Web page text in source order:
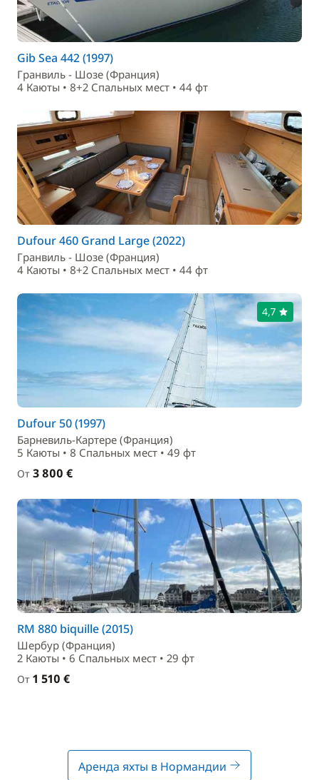
Gib Sea 442 (1997)
Гранвиль - Шозе (Франция)
4 Каюты • 8+2 Спальныx мест • 44 фт
Dufour 460 Grand Large (2022)
Гранвиль - Шозе (Франция)
4 Каюты • 8+2 Спальныx мест • 44 фт
4,7
Dufour 50 (1997)
Барневиль-Картере (Франция)
5 Каюты • 8 Спальныx мест • 49 фт
От 3 800 €
RM 880 biquille (2015)
Шербур (Франция)
2 Каюты • 6 Спальныx мест • 29 фт
От 1 510 €
Аренда яхты в Нормандии